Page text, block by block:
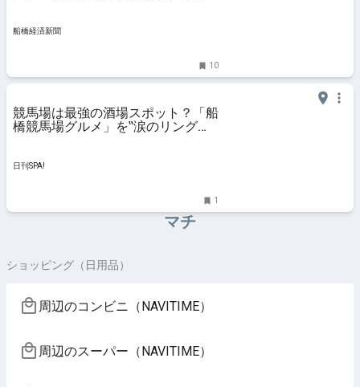
船橋経済新聞
10
競馬場は最強の酒場スポット？「船
橋競馬場グルメ」を‟涙のリングガ
日刊SPA!
1
マチ
ショッピング（日用品）
周辺のコンビニ（NAVITIME）
周辺のスーパー（NAVITIME）